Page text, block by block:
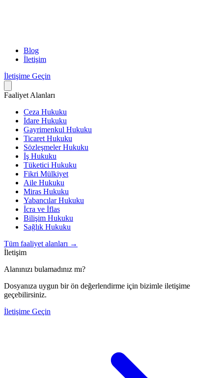
Blog
İletişim
İletişime Geçin
Faaliyet Alanları
Ceza Hukuku
İdare Hukuku
Gayrimenkul Hukuku
Ticaret Hukuku
Sözleşmeler Hukuku
İş Hukuku
Tüketici Hukuku
Fikri Mülkiyet
Aile Hukuku
Miras Hukuku
Yabancılar Hukuku
İcra ve İflas
Bilişim Hukuku
Sağlık Hukuku
Tüm faaliyet alanları →
İletişim
Alanınızı bulamadınız mı?
Dosyanıza uygun bir ön değerlendirme için bizimle iletişime
geçebilirsiniz.
İletişime Geçin